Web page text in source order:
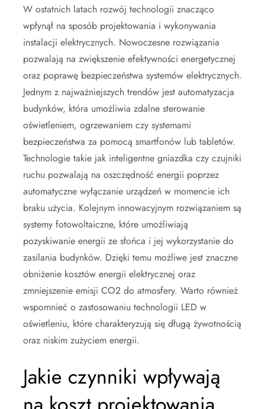
W ostatnich latach rozwój technologii znacząco
wpłynął na sposób projektowania i wykonywania
instalacji elektrycznych. Nowoczesne rozwiązania
pozwalają na zwiększenie efektywności energetycznej
oraz poprawę bezpieczeństwa systemów elektrycznych.
Jednym z najważniejszych trendów jest automatyzacja
budynków, która umożliwia zdalne sterowanie
oświetleniem, ogrzewaniem czy systemami
bezpieczeństwa za pomocą smartfonów lub tabletów.
Technologie takie jak inteligentne gniazdka czy czujniki
ruchu pozwalają na oszczędność energii poprzez
automatyczne wyłączanie urządzeń w momencie ich
braku użycia. Kolejnym innowacyjnym rozwiązaniem są
systemy fotowoltaiczne, które umożliwiają
pozyskiwanie energii ze słońca i jej wykorzystanie do
zasilania budynków. Dzięki temu możliwe jest znaczne
obniżenie kosztów energii elektrycznej oraz
zmniejszenie emisji CO2 do atmosfery. Warto również
wspomnieć o zastosowaniu technologii LED w
oświetleniu, które charakteryzują się długą żywotnością
oraz niskim zużyciem energii.
Jakie czynniki wpływają